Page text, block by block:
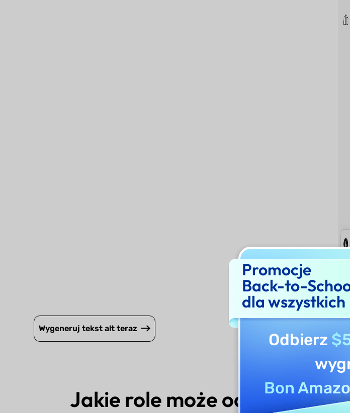
Wygeneruj tekst alt teraz
Jakie role może odegrać
Promocje
Back-to-
dla wszystkich
Odbierz
Bon